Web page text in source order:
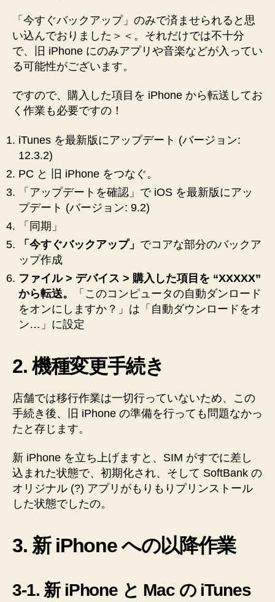
「今すぐバックアップ」のみで済ませられると思
い込んでおりました＞＜。それだけでは不十分
で、旧 iPhone にのみアプリや音楽などが入ってい
る可能性がございます。
ですので、購入した項目を iPhone から転送してお
く作業も必要ですの！
iTunes を最新版にアップデート (バージョン:
12.3.2)
PC と 旧 iPhone をつなぐ。
「アップデートを確認」で iOS を最新版にアッ
プデート (バージョン: 9.2)
「同期」
「今すぐバックアップ」 でコアな部分のバックア
ップ作成
ファイル > デバイス > 購入した項目を “XXXXX”
から転送。
「このコンピュータの自動ダンロード
をオンにしますか？」は「自動ダウンロードをオ
ン…」に設定
2. 機種変更手続き
店舗では移行作業は一切行っていないため、この
手続き後、旧 iPhone の準備を行っても問題なかっ
たと存じます。
新 iPhone を立ち上げますと、SIM がすでに差し
込まれた状態で、初期化され、そして SoftBank の
オリジナル (?) アプリがもりもりプリンストール
した状態でしたの。
3. 新 iPhone への以降作業
3-1. 新 iPhone と Mac の iTunes